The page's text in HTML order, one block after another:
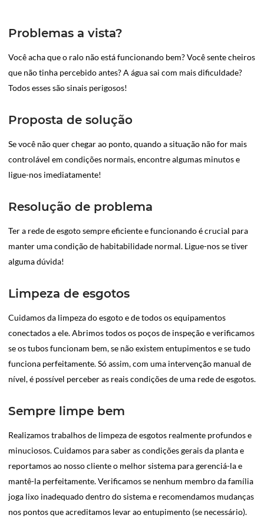
Problemas a vista?
Você acha que o ralo não está funcionando bem? Você sente cheiros
que não tinha percebido antes? A água sai com mais dificuldade?
Todos esses são sinais perigosos!
Proposta de solução
Se você não quer chegar ao ponto, quando a situação não for mais
controlável em condições normais, encontre algumas minutos e
ligue-nos imediatamente!
Resolução de problema
Ter a rede de esgoto sempre eficiente e funcionando é crucial para
manter uma condição de habitabilidade normal. Ligue-nos se tiver
alguma dúvida!
Limpeza de esgotos
Cuidamos da limpeza do esgoto e de todos os equipamentos
conectados a ele. Abrimos todos os poços de inspeção e verificamos
se os tubos funcionam bem, se não existem entupimentos e se tudo
funciona perfeitamente. Só assim, com uma intervenção manual de
nível, é possível perceber as reais condições de uma rede de esgotos.
Sempre limpe bem
Realizamos trabalhos de limpeza de esgotos realmente profundos e
minuciosos. Cuidamos para saber as condições gerais da planta e
reportamos ao nosso cliente o melhor sistema para gerenciá-la e
mantê-la perfeitamente. Verificamos se nenhum membro da família
joga lixo inadequado dentro do sistema e recomendamos mudanças
nos pontos que acreditamos levar ao entupimento (se necessário).